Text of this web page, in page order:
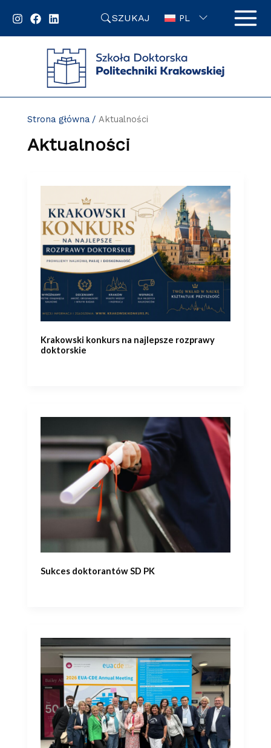
SZUKAJ PL
Strona główna Aktualności
Aktualności
Krakowski konkurs na najlepsze rozprawy
doktorskie
Sukces doktorantów SD PK